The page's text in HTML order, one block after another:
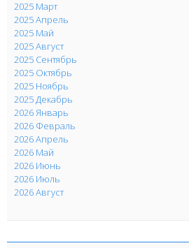
2025 Март
2025 Апрель
2025 Май
2025 Август
2025 Сентябрь
2025 Октябрь
2025 Ноябрь
2025 Декабрь
2026 Январь
2026 Февраль
2026 Апрель
2026 Май
2026 Июнь
2026 Июль
2026 Август